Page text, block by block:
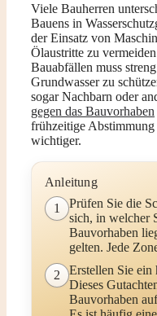
Viele Bauherren
Bauens in
der Einsatz von
Ölaustritte zu
Bauabfällen muss
Grundwasser zu
sogar Nachbarn oder
gegen das Bauvorhaben
frühzeitige
wichtiger.
Anleitung
1
Prüfen Sie die
sich, in welcher
Bauvorhaben
gelten. Jede
2
Erstellen Sie ein
Dieses
Bauvorhaben